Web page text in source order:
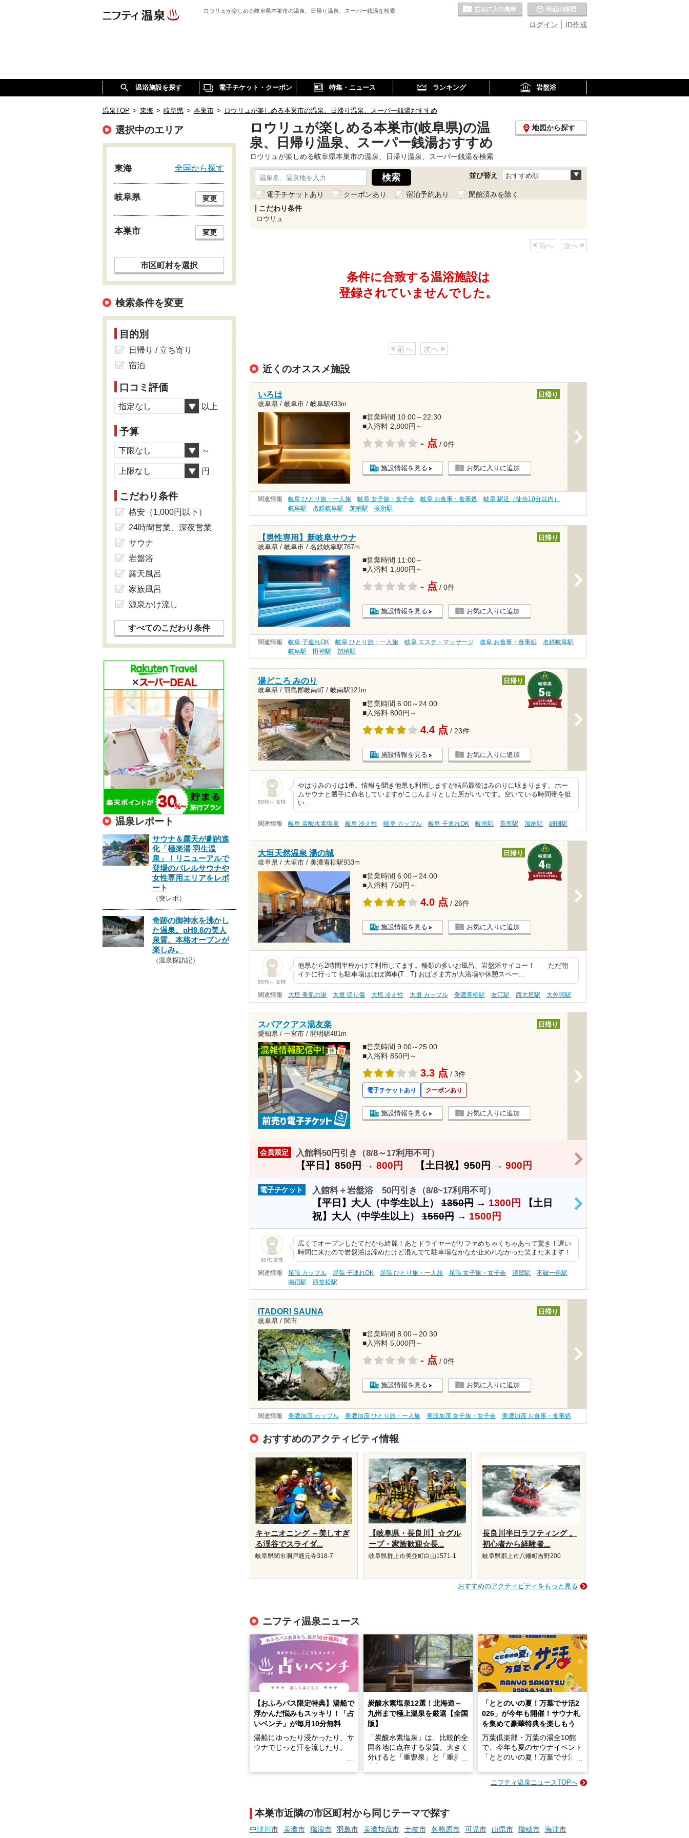
ロウリュが楽しめる岐阜県本巣市の温泉、日帰り温泉、スーパー銭湯を検索
ID作成
ログイン
お気に入りの温泉
温浴施設を探す 電子チケット・クーポン 特集・ニュース ランキング 岩盤浴
温泉TOP > 東海 > 岐阜県 > 本巣市 > ロウリュが楽しめる本巣市の温泉、日帰り温泉、スーパー銭湯おすすめ
ロウリュが楽しめる本巣市(岐阜県)の温
泉、日帰り温泉、スーパー銭湯おすすめ
地図から探す
ロウリュが楽しめる岐阜県本巣市の温泉、日帰り温泉、スーパー銭湯を検索
並び替え おすすめ順
電子チケットあり クーポンあり 宿泊予約あり
閉館済みを除く
こだわり条件
ロウリュ
前へ 次へ
条件に合致する温浴施設は
登録されていませんでした。
前へ 次へ
近くのオススメ施設
いろは
岐阜県 / 岐阜市 / 岐阜駅433m
日帰り
■営業時間 10:00～22:30
■入浴料 2,800円～
- 点 / 0件
施設情報を見る お気に入りに追加
関連情報 岐阜 ひとり旅・一人旅 岐阜 女子旅・女子会 岐阜 お食事・食事処
岐阜 駅近（徒歩10分以内）
岐阜駅
名鉄岐阜駅 加納駅 茶所駅
【男性専用】新岐阜サウナ
岐阜県 / 岐阜市 / 名鉄岐阜駅767m
日帰り
■営業時間 11:00～
■入浴料 1,800円～
- 点 / 0件
施設情報を見る お気に入りに追加
関連情報 岐阜 子連れOK 岐阜 ひとり旅・一人旅 岐阜 エステ・マッサージ 岐阜 お食事・食事処
名鉄岐阜駅
岐阜駅
田神駅 加納駅
湯どころ みのり
岐阜県 / 羽島郡岐南町 / 岐南駅121m
日帰り
■営業時間 6:00～24:00
■入浴料 800円～
4.4 点 / 23件
施設情報を見る お気に入りに追加
50代～ 女性
やはりみのりは1番。情報を聞き他県も利用しますが結局最後はみのりに収まります。ホー
ムサウナと勝手に命名していますがこじんまりとした所がいいです。空いている時間帯を狙
い…
関連情報 岐阜 炭酸水素塩泉 岐阜 冷え性 岐阜 カップル 岐阜 子連れOK 岐南駅 茶所駅 加納駅 細畑駅
大垣天然温泉 湯の城
岐阜県 / 大垣市 / 美濃青柳駅933m
日帰り
■営業時間 6:00～24:00
■入浴料 750円～
4.0 点 / 26件
施設情報を見る お気に入りに追加
50代～ 女性
他県から2時間半程かけて利用してます。種類の多いお風呂、岩盤浴サイコー！ ただ朝
イチに行っても駐車場はほぼ満車(T . T) おばさま方が大浴場や休憩スペー…
関連情報 大垣 美肌の湯 大垣 切り傷 大垣 冷え性 大垣 カップル 美濃青柳駅 友江駅 西大垣駅 大外羽駅
スパアクアス湯友楽
愛知県 / 一宮市 / 開明駅481m
日帰り
■営業時間 9:00～25:00
■入浴料 850円～
3.3 点 / 3件
電子チケットあり クーポンあり
施設情報を見る お気に入りに追加
会員限定 入館料50円引き（8/8～17利用不可）
【平日】850円→ 800円 【土日祝】950円→ 900円
電子チケット 入館料＋岩盤浴 50円引き（8/8~17利用不可）
【平日】大人（中学生以上）1350円→ 1300円
【土日
祝】大人（中学生以上）1550円→ 1500円
>
30代 女性
広くてオープンしたてだから綺麗！あとドライヤーがリファめちゃくちゃあって驚き！遅い
時間に来たので岩盤浴は諦めたけど混んでて駐車場なかなか止めれなかった笑また来ます！
関連情報 尾張 カップル 尾張 子連れOK 尾張 ひとり旅・一人旅 尾張 女子旅・女子会 須賀駅
不破一色駅
南宿駅
西笠松駅
ITADORI SAUNA
岐阜県 / 関市
日帰り
■営業時間 8:00～20:30
■入浴料 5,000円～
- 点 / 0件
施設情報を見る お気に入りに追加
関連情報 美濃加茂 カップル 美濃加茂 ひとり旅・一人旅 美濃加茂 女子旅・女子会 美濃加茂 お食事・食事処
おすすめのアクティビティ情報
キャニオニング ～美しすぎ
る渓谷でスライダ...
岐阜県関市洞戸通元寺318-7
【岐阜県・長良川】☆グル
ープ・家族歓迎☆長...
岐阜県群上市美並町白山1571-1
長良川半日ラフティング 。
初心者から経験者...
岐阜県郡上市八幡町吉野200
おすすめのアクティビティをもっと見る
ニフティ温泉ニュース
【おふろパス限定特典】湯船で
浮かんだ悩みもスッキリ！「占
いベンチ」が毎月10分無料
湯船にゆったり浸かったり、サ
ウナでじっと汗を流したり。
た「これからのこと」や「ちょ
っとした悩み」が、頭に浮かん
でくることはありませんか？
炭酸水素塩泉12選！北海道～
九州まで極上温泉を厳選【全国
版】
「炭酸水素塩泉」は、比較的全
国各地に点在する泉質。大きく
分けると「重曹泉」と「重炭酸
す。
今回は筆者自ら入浴した中か
「ととのいの夏！万葉でサ活2
026」が今年も開催！サウナ札
を集めて豪華特典を楽しもう
万葉倶楽部・万葉の湯全10館
で、今年も夏のサウナイベント
「ととのいの夏！万葉でサ活2
2026年8月1日（土）～8月31
札」を集めることで、オリジナ
ルグッズや無料券などの特典と
ニフティ温泉ニュースTOPへ
本巣市近隣の市区町村から同じテーマで探す
中津川市 美濃市 瑞浪市 羽島市 美濃加茂市 土岐市 各務原市 可児市 山県市 瑞穂市
海津市
選択中のエリア
東海 全国から探す
岐阜県 変更
本巣市 変更
市区町村を選択
検索条件を変更
目的別
日帰り / 立ち寄り
宿泊
口コミ評価
指定なし 以上
予算
下限なし ～
上限なし 円
こだわり条件
格安（1,000円以下）
24時間営業、深夜営業
サウナ
岩盤浴
露天風呂
家族風呂
源泉かけ流し
すべてのこだわり条件
温泉レポート
サウナ＆露天が劇的進
化「極楽湯 羽生温
泉」！リニューアルで
登場のバレルサウナや
女性専用エリアをレポ
ート
（突レポ）
奇跡の御神水を沸かし
た温泉。pH9.6の美人
泉質。本格オープンが
楽しみ。
（温泉探訪記）